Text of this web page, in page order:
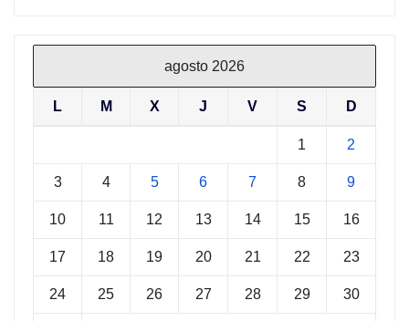
agosto 2026
L M X J V S D
1 2
3 4 5 6 7 8 9
10 11 12 13 14 15 16
17 18 19 20 21 22 23
24 25 26 27 28 29 30